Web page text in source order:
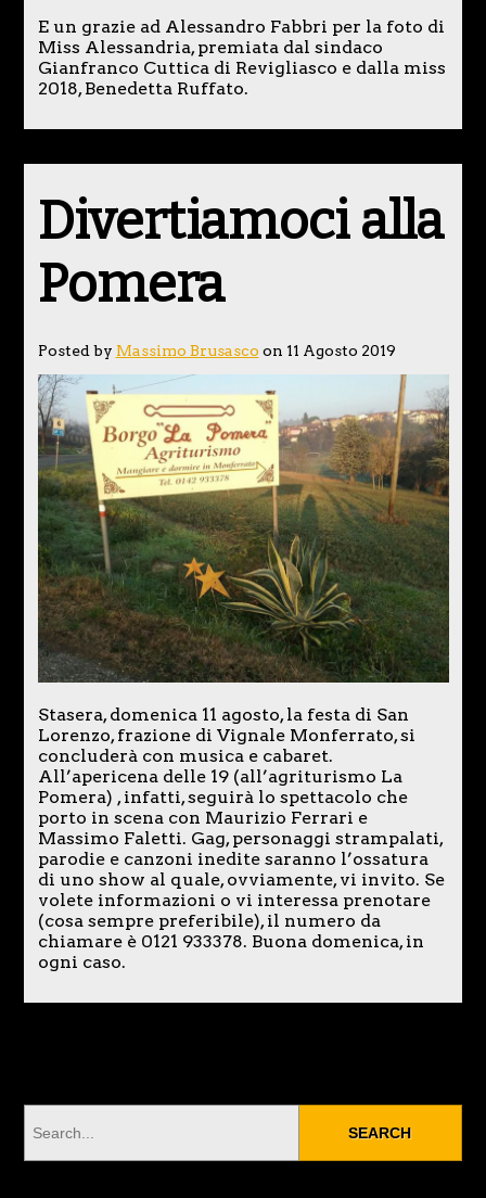
E un grazie ad Alessandro Fabbri per la foto di
Miss Alessandria, premiata dal sindaco
Gianfranco Cuttica di Revigliasco e dalla miss
2018, Benedetta Ruffato.
Divertiamoci alla
Pomera
Posted by Massimo Brusasco on 11 Agosto 2019
Stasera, domenica 11 agosto, la festa di San
Lorenzo, frazione di Vignale Monferrato, si
concluderà con musica e cabaret.
All’apericena delle 19 (all’agriturismo La
Pomera) , infatti, seguirà lo spettacolo che
porto in scena con Maurizio Ferrari e
Massimo Faletti. Gag, personaggi strampalati,
parodie e canzoni inedite saranno l’ossatura
di uno show al quale, ovviamente, vi invito. Se
volete informazioni o vi interessa prenotare
(cosa sempre preferibile), il numero da
chiamare è 0121 933378. Buona domenica, in
ogni caso.